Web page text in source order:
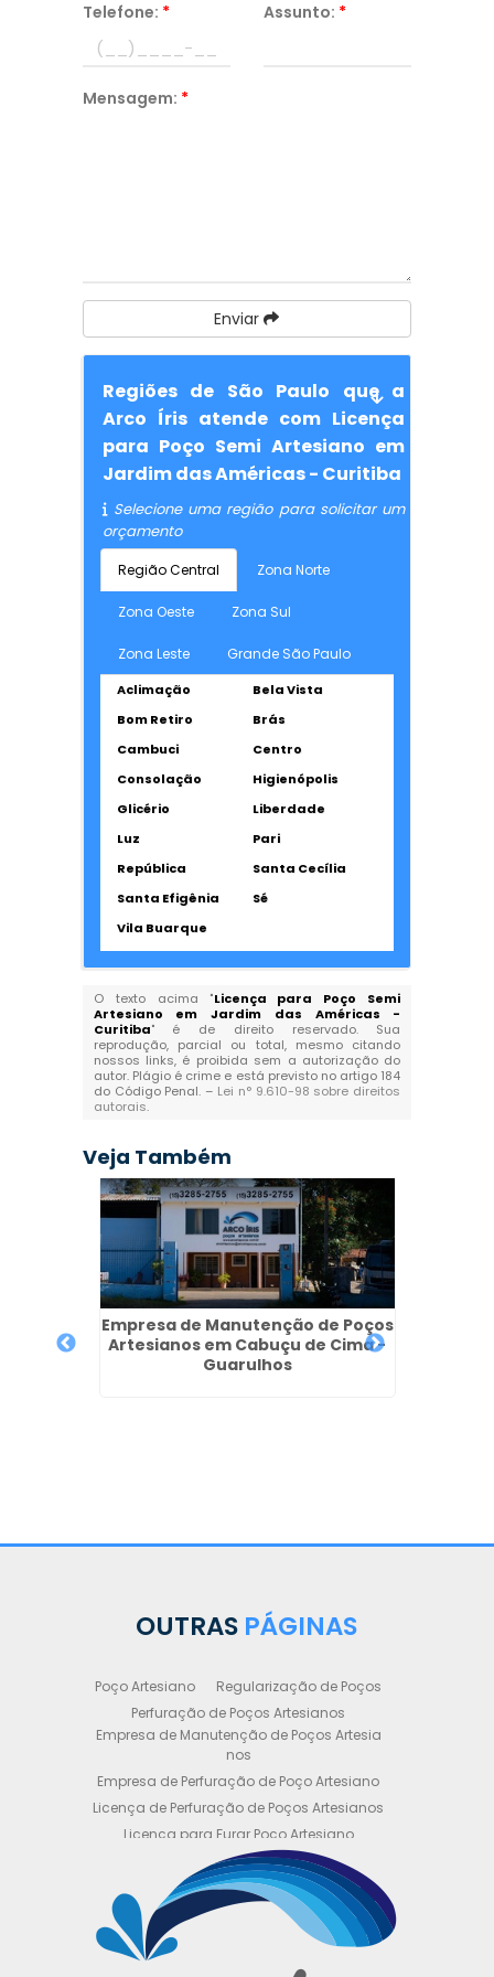
Telefone: * Assunto: *
Mensagem: *
Enviar
Regiões de São Paulo que a
Arco Íris atende com Licença
para Poço Semi Artesiano em
Jardim das Américas - Curitiba
Selecione uma região para solicitar um
orçamento
Região Central Zona Norte
Zona Oeste Zona Sul
Zona Leste Grande São Paulo
Aclimação
Bela Vista
Bom Retiro
Brás
Cambuci
Centro
Consolação
Higienópolis
Glicério
Liberdade
Luz
Pari
República
Santa Cecília
Santa Efigênia
Sé
Vila Buarque
O texto acima "Licença para Poço Semi
Artesiano em Jardim das Américas -
Curitiba" é de direito reservado. Sua
reprodução, parcial ou total, mesmo citando
nossos links, é proibida sem a autorização do
autor. Plágio é crime e está previsto no artigo 184
do Código Penal. – Lei n° 9.610-98 sobre direitos
autorais.
Veja Também
Empresa de Manutenção de Poços
Artesianos em Cabuçu de Cima -
Guarulhos
OUTRAS PÁGINAS
Poço Artesiano
Regularização de Poços
Perfuração de Poços Artesianos
Empresa de Manutenção de Poços Artesia
nos
Empresa de Perfuração de Poço Artesiano
Licença de Perfuração de Poços Artesianos
Licença para Furar Poço Artesiano
Licença para Perfuração de Poço Artesiano
Licença para Poço Semi Artesiano
Manutenção de Poço Semi Artesiano
Manutenção Preventiva de Poços Artesiano